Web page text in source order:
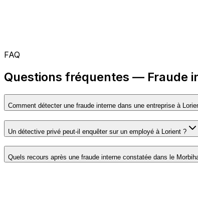
FAQ
Questions fréquentes — Fraude
Comment détecter une fraude interne dans une entreprise à
Un détective privé peut-il enquêter sur un employé à Lorient ?
Quels recours après une fraude interne constatée dans le